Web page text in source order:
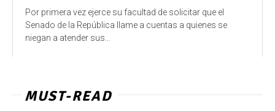
Por primera vez ejerce su facultad de solicitar que el
Senado de la República llame a cuentas a quienes se
niegan a atender sus...
MUST-READ